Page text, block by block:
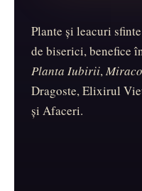
Plante și leacuri
de biserici, benefice
Planta Iubirii,
Dragoste, Elixirul
și Afaceri.